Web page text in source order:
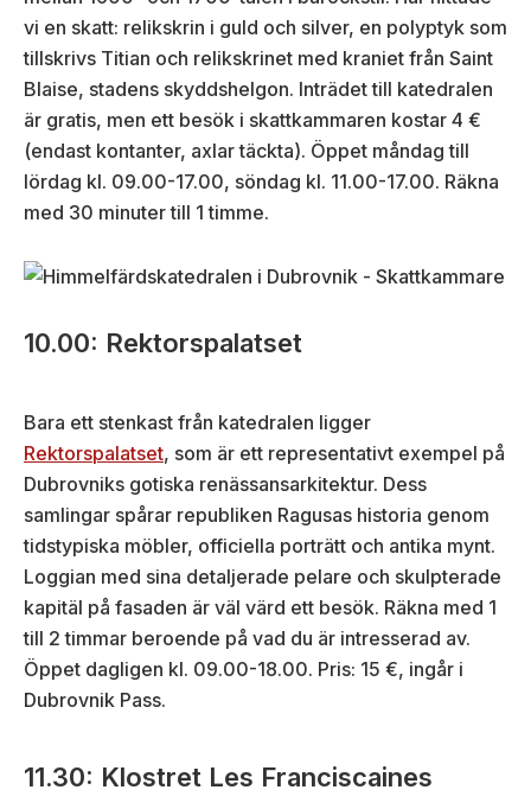
vi en skatt: relikskrin i guld och silver, en polyptyk som
tillskrivs Titian och relikskrinet med kraniet från Saint
Blaise, stadens skyddshelgon. Inträdet till katedralen
är gratis, men ett besök i skattkammaren kostar 4 €
(endast kontanter, axlar täckta). Öppet måndag till
lördag kl. 09.00-17.00, söndag kl. 11.00-17.00. Räkna
med 30 minuter till 1 timme.
10.00: Rektorspalatset
Bara ett stenkast från katedralen ligger
Rektorspalatset, som är ett representativt exempel på
Dubrovniks gotiska renässansarkitektur. Dess
samlingar spårar republiken Ragusas historia genom
tidstypiska möbler, officiella porträtt och antika mynt.
Loggian med sina detaljerade pelare och skulpterade
kapitäl på fasaden är väl värd ett besök. Räkna med 1
till 2 timmar beroende på vad du är intresserad av.
Öppet dagligen kl. 09.00-18.00. Pris: 15 €, ingår i
Dubrovnik Pass.
11.30: Klostret Les Franciscaines